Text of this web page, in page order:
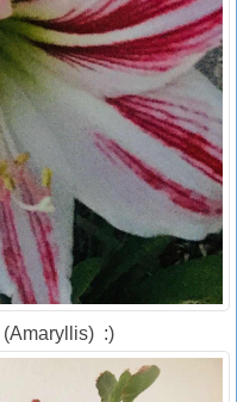
(Amaryllis) :)